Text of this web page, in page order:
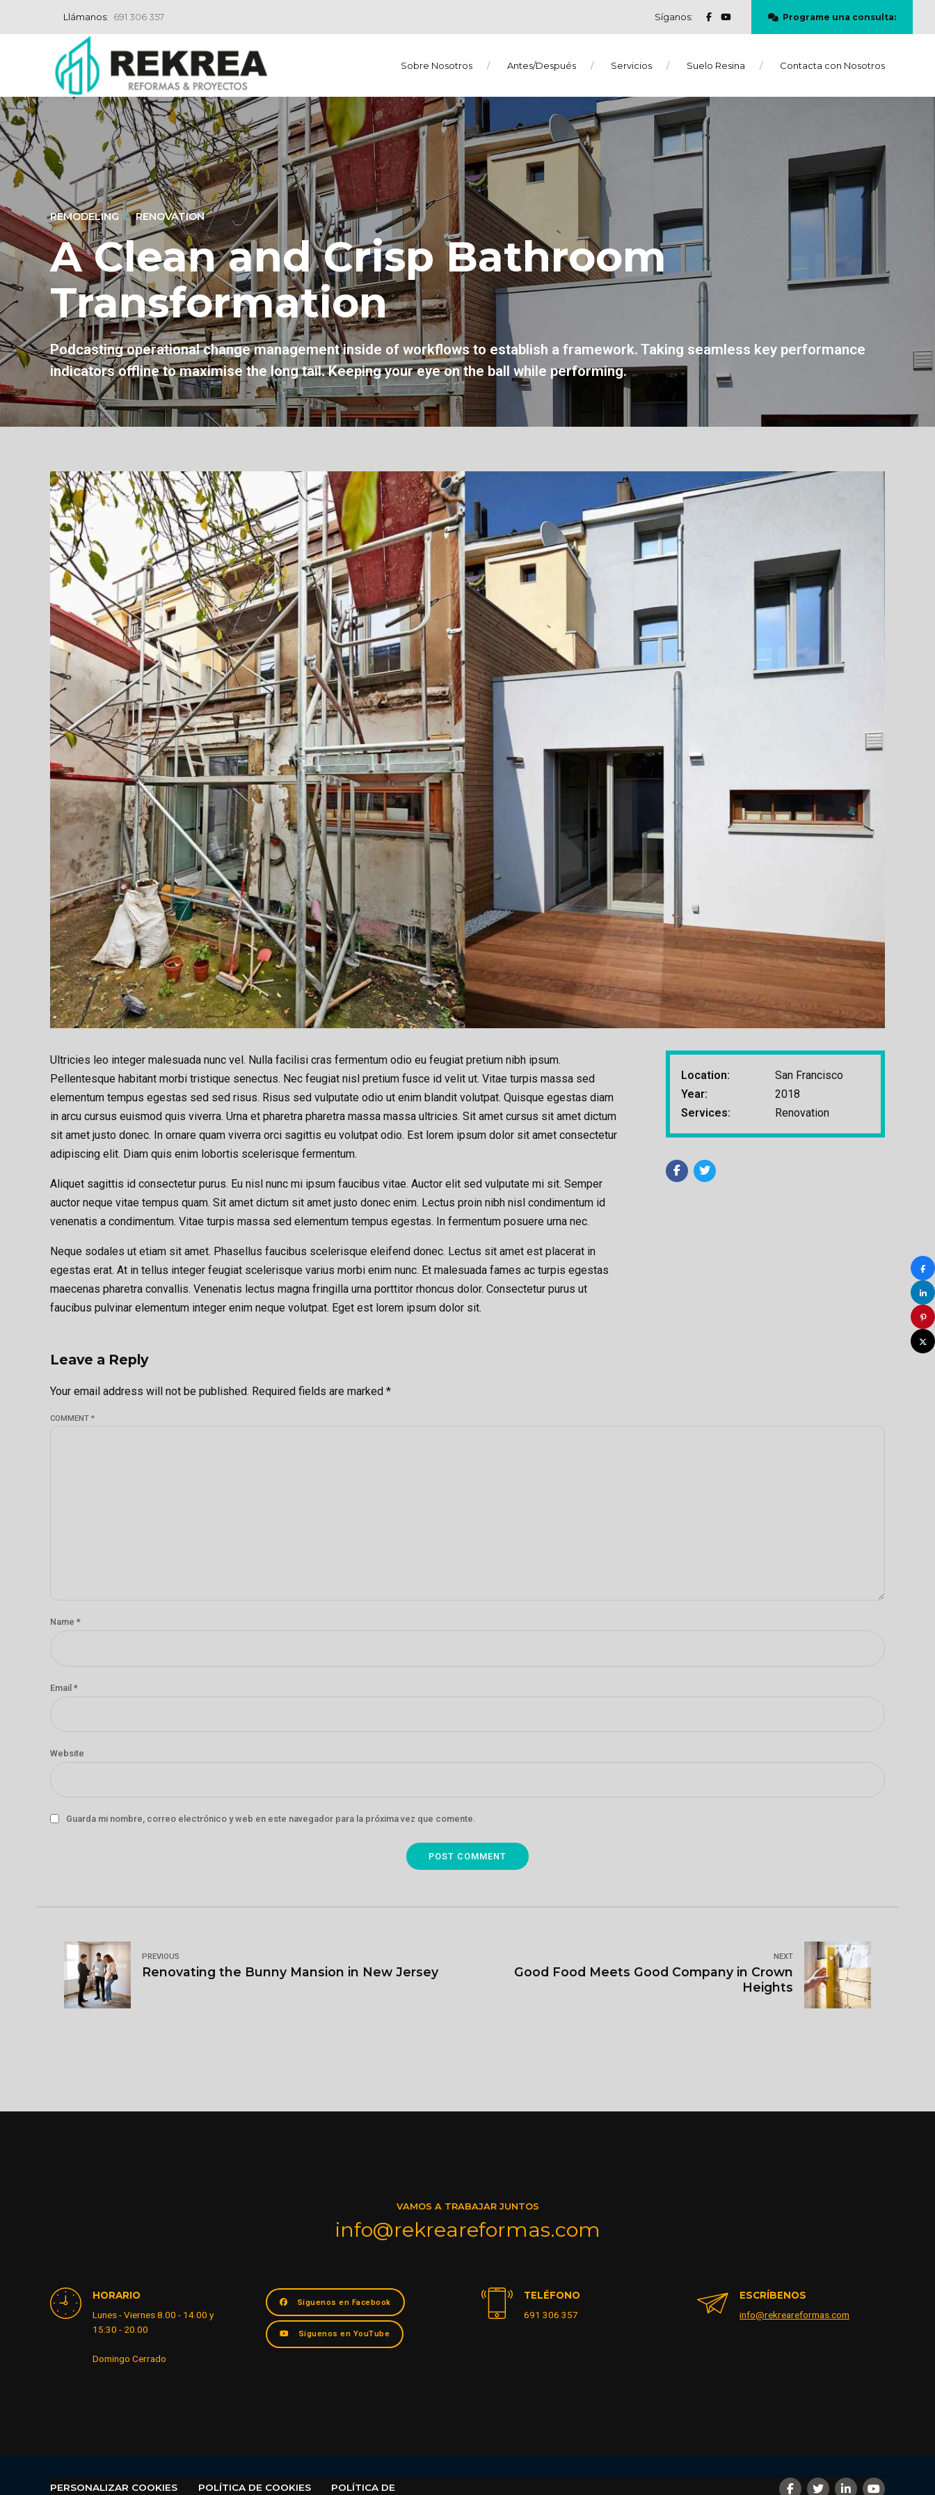
Llámanos: 691 306 357 Síganos: Programe una consulta:
Sobre Nosotros Antes/Después Servicios Suelo Resina Contacta con Nosotros
REMODELING RENOVATION
A Clean and Crisp Bathroom
Transformation
Podcasting operational change management inside of workflows to establish a framework. Taking seamless key performance
indicators offline to maximise the long tail. Keeping your eye on the ball while performing.
Ultricies leo integer malesuada nunc vel. Nulla facilisi cras fermentum odio eu feugiat pretium nibh ipsum.
Pellentesque habitant morbi tristique senectus. Nec feugiat nisl pretium fusce id velit ut. Vitae turpis massa sed
elementum tempus egestas sed sed risus. Risus sed vulputate odio ut enim blandit volutpat. Quisque egestas diam
in arcu cursus euismod quis viverra. Urna et pharetra pharetra massa massa ultricies. Sit amet cursus sit amet dictum
sit amet justo donec. In ornare quam viverra orci sagittis eu volutpat odio. Est lorem ipsum dolor sit amet consectetur
adipiscing elit. Diam quis enim lobortis scelerisque fermentum.
Aliquet sagittis id consectetur purus. Eu nisl nunc mi ipsum faucibus vitae. Auctor elit sed vulputate mi sit. Semper
auctor neque vitae tempus quam. Sit amet dictum sit amet justo donec enim. Lectus proin nibh nisl condimentum id
venenatis a condimentum. Vitae turpis massa sed elementum tempus egestas. In fermentum posuere urna nec.
Neque sodales ut etiam sit amet. Phasellus faucibus scelerisque eleifend donec. Lectus sit amet est placerat in
egestas erat. At in tellus integer feugiat scelerisque varius morbi enim nunc. Et malesuada fames ac turpis egestas
maecenas pharetra convallis. Venenatis lectus magna fringilla urna porttitor rhoncus dolor. Consectetur purus ut
faucibus pulvinar elementum integer enim neque volutpat. Eget est lorem ipsum dolor sit.
Location:
San Francisco
Year:
2018
Services:
Renovation
Leave a Reply
Your email address will not be published. Required fields are marked *
COMMENT *
Name *
Email *
Website
Guarda mi nombre, correo electrónico y web en este navegador para la próxima vez que comente.
POST COMMENT
PREVIOUS
Renovating the Bunny Mansion in New Jersey
NEXT
Good Food Meets Good Company in Crown
Heights
VAMOS A TRABAJAR JUNTOS
info@rekreareformas.com
HORARIO
Lunes - Viernes 8.00 - 14.00 y
15:30 - 20.00
Domingo Cerrado
Síguenos en Facebook
Síguenos en YouTube
TELÉFONO
691 306 357
ESCRÍBENOS
info@rekreareformas.com
PERSONALIZAR COOKIES POLÍTICA DE COOKIES POLÍTICA DE